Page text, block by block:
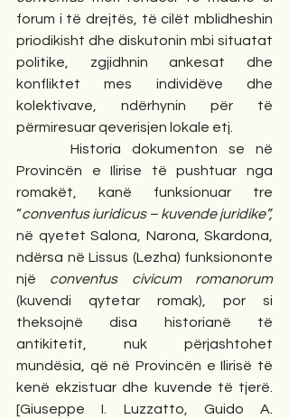
forum i të drejtës, të cilët mblidheshin
priodikisht dhe diskutonin mbi situatat
politike, zgjidhnin ankesat dhe
konfliktet mes individëve dhe
kolektivave, ndërhynin për të
përmiresuar qeverisjen lokale etj.
Historia dokumenton se në
Provincën e Ilirise të pushtuar nga
romakët, kanë funksionuar tre
“conventus
në qyetet Salona, Narona, Skardona,
ndërsa në Lissus (Lezha) funksiononte
një
conventus civicum romanorum
(kuvendi qytetar romak), por si
theksojnë disa historianë të
antikitetit, nuk përjashtohet
mundësia, që në Provincën e Ilirisë të
kenë ekzistuar dhe kuvende të tjerë.
[Giuseppe I. Luzzatto, Guido A.